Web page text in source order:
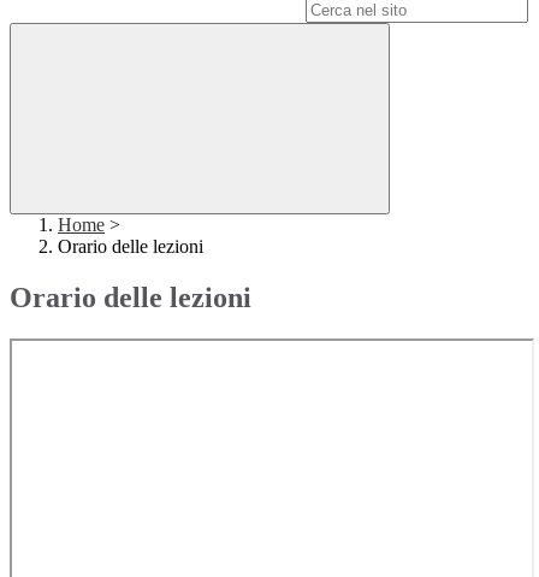
Home >
Orario delle lezioni
Orario delle lezioni